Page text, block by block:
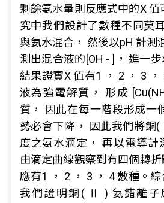
剩餘氨水量則反應式中的X
究中我們設計了數種不同莫
與氨水混合， 然後以pH 計測
測出混合液的[OH - ]， 進一
結果證實X 值有1 ， 2 ， 3
液為強電解質， 形成
質， 因此在每一階段形成一
勢必會下降， 因此我們將銅
度之氨水滴定， 再以電導計
由滴定曲線觀察到有四個轉
應有1 ， 2 ， 3 ， 4 數種。
我們證明銅( Ⅱ ) 氨錯離子